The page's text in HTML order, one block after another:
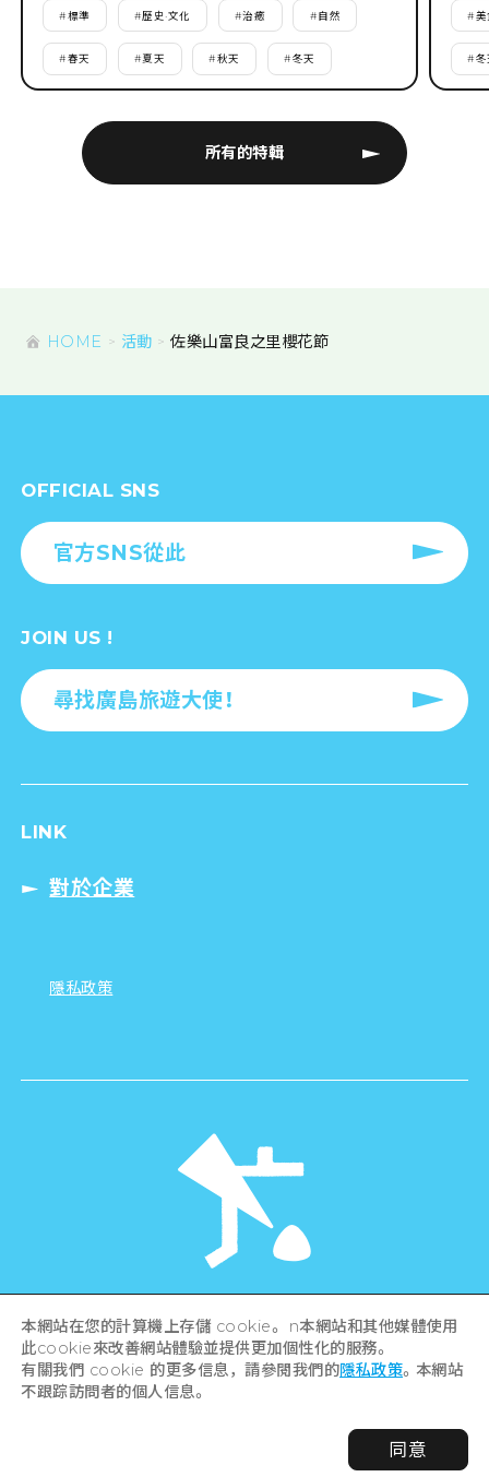
所有的特輯
#標準 #歷史·文化 #治癒 #自然
#春天 #夏天 #秋天 #冬天
#美
#冬
HOME 活動 佐樂山富良之里櫻花節
OFFICIAL SNS
官方SNS從此
JOIN US !
尋找廣島旅遊大使！
LINK
對於企業
隱私政策
Hiroshima Prefecture / Hiroshima City .
All rights reserved
本網站在您的計算機上存儲 cookie。 n本網站和其他媒體使用
此cookie來改善網站體驗並提供更加個性化的服務。
有關我們 cookie 的更多信息，請參閱我們的隱私政策。本網站
不跟踪訪問者的個人信息。
同意